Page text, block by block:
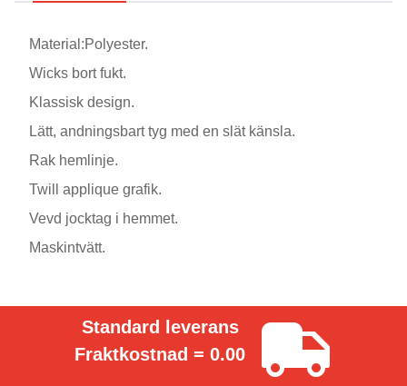
Material:Polyester.
Wicks bort fukt.
Klassisk design.
Lätt, andningsbart tyg med en slät känsla.
Rak hemlinje.
Twill applique grafik.
Vevd jocktag i hemmet.
Maskintvätt.
Standard leverans
Fraktkostnad = 0.00